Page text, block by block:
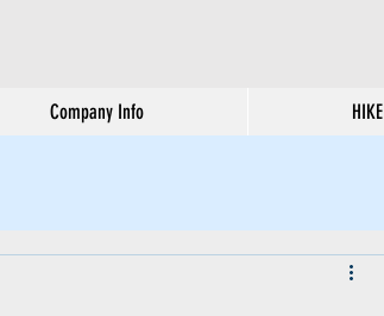
Company Info HIKE